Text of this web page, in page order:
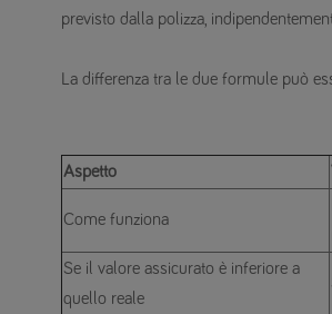
previsto dalla polizza,
La differenza tra le due formule può
Aspetto
Come funziona
Se il valore assicurato è inferiore a
quello reale